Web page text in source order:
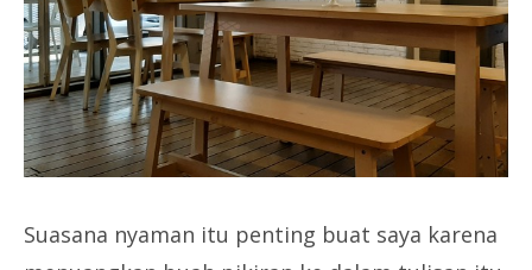
Suasana nyaman itu penting buat saya karena